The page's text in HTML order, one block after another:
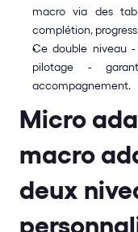
macro via des
complétion,
Ce double niveau
pilotage -
accompagnement.
Micro
macro
deux